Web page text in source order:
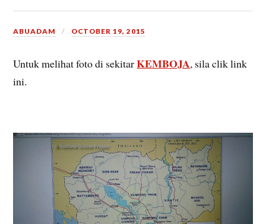
ABUADAM OCTOBER 19, 2015
Untuk melihat foto di sekitarKEMBOJA, sila clik link
ini.